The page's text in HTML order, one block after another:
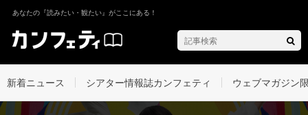
あなたの『読みたい・観たい』がここにある！
新着ニュース シアター情報誌カンフェティ ウェブマガジン